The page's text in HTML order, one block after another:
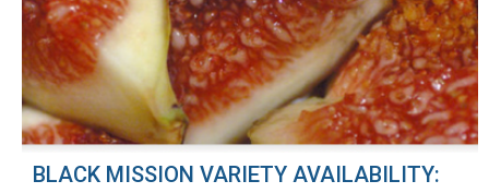
BLACK MISSION VARIETY AVAILABILITY: